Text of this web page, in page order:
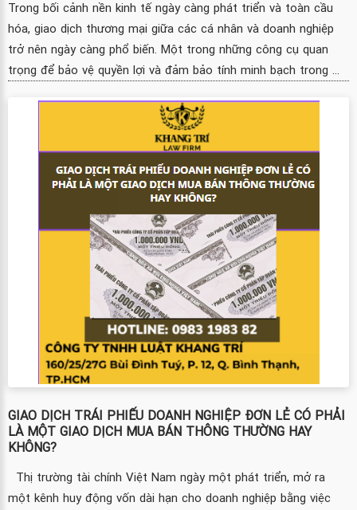
Trong bối cảnh nền kinh tế ngày càng phát triển và toàn cầu
hóa, giao dịch thương mại giữa các cá nhân và doanh nghiệp
trở nên ngày càng phổ biến. Một trong những công cụ quan
trọng để bảo vệ quyền lợi và đảm bảo tính minh bạch trong ...
GIAO DỊCH TRÁI PHIẾU DOANH NGHIỆP ĐƠN LẺ CÓ PHẢI
LÀ MỘT GIAO DỊCH MUA BÁN THÔNG THƯỜNG HAY
KHÔNG?
Thị trường tài chính Việt Nam ngày một phát triển, mở ra
một kênh huy động vốn dài hạn cho doanh nghiệp bằng việc